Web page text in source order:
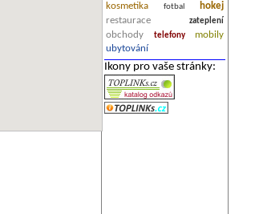
kosmetika fotbal
hokej
restaurace
zateplení
obchody telefony
mobily
ubytování
Ikony pro vaše stránky: